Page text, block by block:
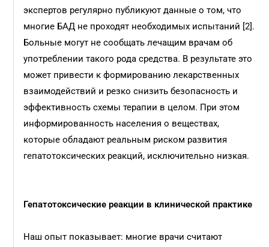
экспертов регулярно публикуют данные о том, что
многие БАД не проходят необходимых испытаний [2].
Больные могут не сообщать лечащим врачам об
употреблении такого рода средства. В результате это
может привести к формированию лекарственных
взаимодействий и резко снизить безопасность и
эффективность схемы терапии в целом. При этом
информированность населения о веществах,
которые обладают реальным риском развития
гепатотоксических реакций, исключительно низкая.
Гепатотоксические реакции в клинической практике
Наш опыт показывает: многие врачи считают